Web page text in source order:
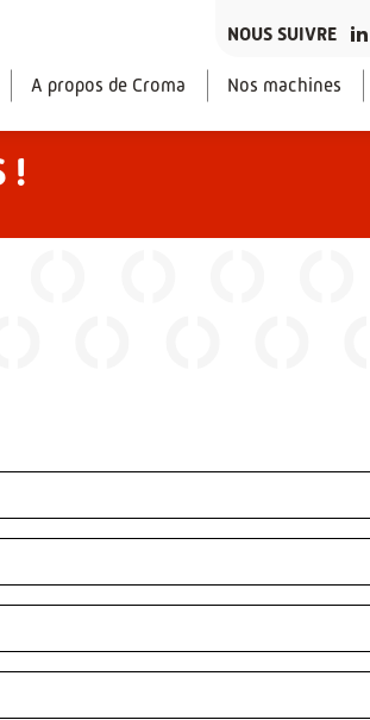
NOUS SUIVRE
A propos de Croma Nos machines
!